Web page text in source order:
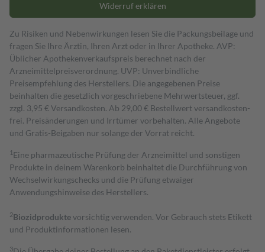
Widerruf erklären
Zu Risiken und Nebenwirkungen lesen Sie die Packungsbeilage und
fragen Sie Ihre Ärztin, Ihren Arzt oder in Ihrer Apotheke. AVP:
Üblicher Apothekenverkaufspreis berechnet nach der
Arzneimittelpreisverordnung. UVP: Unverbindliche
Preisempfehlung des Herstellers. Die angegebenen Preise
beinhalten die gesetzlich vorgeschriebene Mehrwertsteuer, ggf.
zzgl. 3,95 € Versandkosten. Ab 29,00 € Bestell­wert versand­kosten­
frei. Preisänderungen und Irrtümer vorbehalten. Alle Angebote
und Gratis-Beigaben nur solange der Vorrat reicht.
1 Eine pharmazeutische Prüfung der Arzneimittel und sonstigen
Produkte in deinem Warenkorb beinhaltet die Durchführung von
Wechselwirkungschecks und die Prüfung etwaiger
Anwendungshinweise des Herstellers.
2Biozidproduktevorsichtig verwenden. Vor Gebrauch stets Etikett
und Produktinformationen lesen.
3